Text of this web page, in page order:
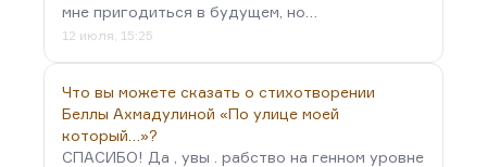
мне пригодиться в будущем, но…
12 июля, 15:25
Что вы можете сказать о стихотворении
Беллы Ахмадулиной «По улице моей
который…»?
СПАСИБО! Да , увы . рабство на генном уровне